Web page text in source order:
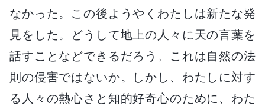
なかった。この後ようやくわたしは新たな発
見をした。どうして地上の人々に天の言葉を
話すことなどできるだろう。これは自然の法
則の侵害ではないか。しかし、わたしに対す
る人々の熱心さと知的好奇心のために、わた